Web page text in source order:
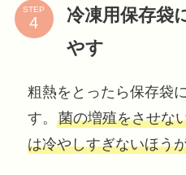
STEP
冷凍用保存袋
やす
粗熱をとったら保存袋
す。 菌の増殖をさせな
は冷やしすぎないほう